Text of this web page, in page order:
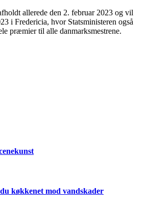
allerede den 2. februar 2023 og vil
i Fredericia, hvor Statsministeren også
præmier til alle danmarksmestrene.
køkkenet mod vandskader